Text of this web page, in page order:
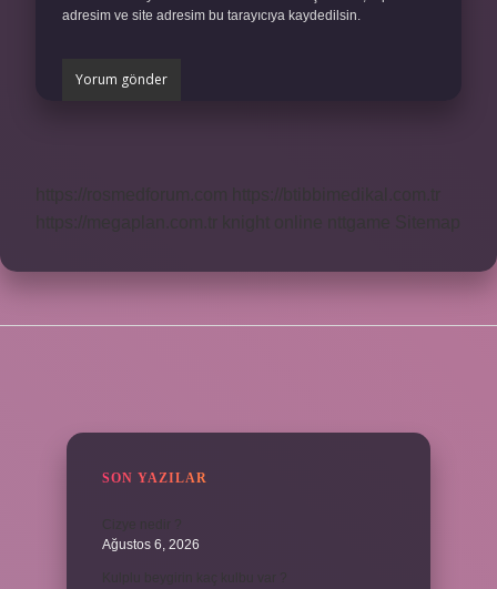
adresim ve site adresim bu tarayıcıya kaydedilsin.
SON YAZILAR
Ağustos 6, 2026